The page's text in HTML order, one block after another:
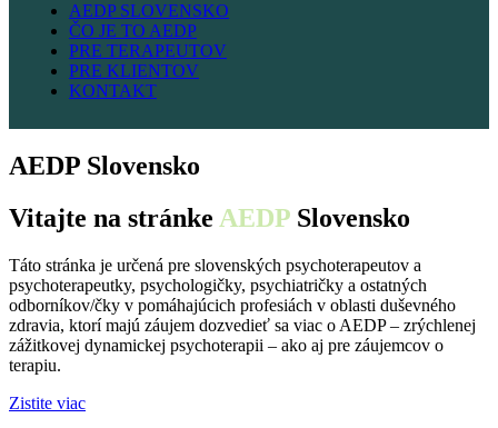
AEDP SLOVENSKO
ČO JE TO AEDP
PRE TERAPEUTOV
PRE KLIENTOV
KONTAKT
AEDP Slovensko
Vitajte na stránke AEDP Slovensko
Táto stránka je určená pre slovenských psychoterapeutov a
psychoterapeutky, psychologičky, psychiatričky a ostatných
odborníkov/čky v pomáhajúcich profesiách v oblasti duševného
zdravia, ktorí majú záujem dozvedieť sa viac o AEDP – zrýchlenej
zážitkovej dynamickej psychoterapii – ako aj pre záujemcov o
terapiu.
Zistite viac